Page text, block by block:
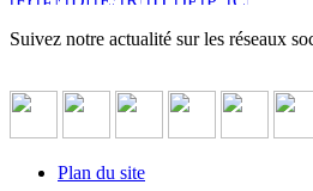
Suivez notre actualité sur les réseaux
Plan du site